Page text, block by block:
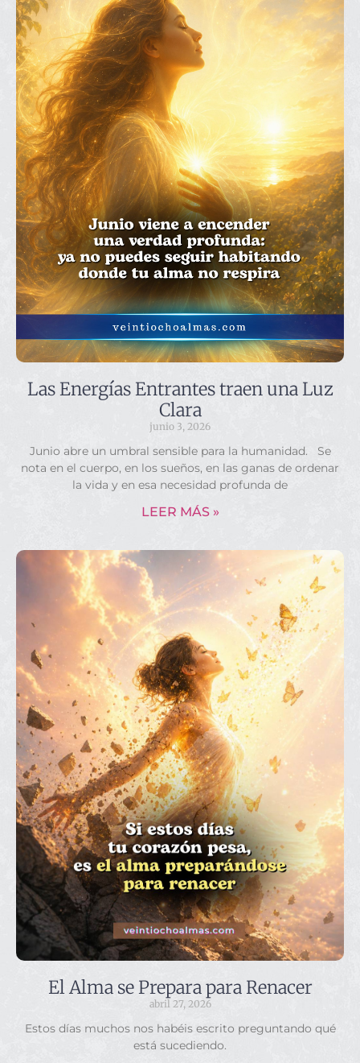
Las Energías Entrantes traen una Luz
Clara
junio 3, 2026
Junio abre un umbral sensible para la humanidad. Se
nota en el cuerpo, en los sueños, en las ganas de ordenar
la vida y en esa necesidad profunda de
LEER MÁS »
El Alma se Prepara para Renacer
abril 27, 2026
Estos días muchos nos habéis escrito preguntando qué
está sucediendo.